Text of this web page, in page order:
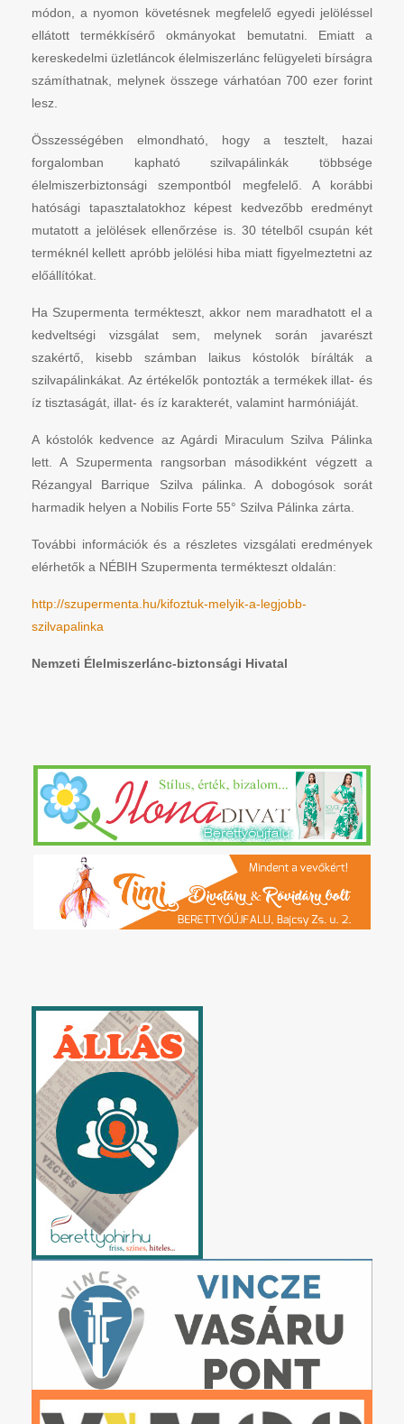
módon, a nyomon követésnek megfelelő egyedi jelöléssel
ellátott termékkísérő okmányokat bemutatni. Emiatt a
kereskedelmi üzletláncok élelmiszerlánc felügyeleti bírságra
számíthatnak, melynek összege várhatóan 700 ezer forint
lesz.
Összességében elmondható, hogy a tesztelt, hazai
forgalomban kapható szilvapálinkák többsége
élelmiszerbiztonsági szempontból megfelelő. A korábbi
hatósági tapasztalatokhoz képest kedvezőbb eredményt
mutatott a jelölések ellenőrzése is. 30 tételből csupán két
terméknél kellett apróbb jelölési hiba miatt figyelmeztetni az
előállítókat.
Ha Szupermenta termékteszt, akkor nem maradhatott el a
kedveltségi vizsgálat sem, melynek során javarészt
szakértő, kisebb számban laikus kóstolók bírálták a
szilvapálinkákat. Az értékelők pontozták a termékek illat- és
íz tisztaságát, illat- és íz karakterét, valamint harmóniáját.
A kóstolók kedvence az Agárdi Miraculum Szilva Pálinka
lett. A Szupermenta rangsorban másodikként végzett a
Rézangyal Barrique Szilva pálinka. A dobogósok sorát
harmadik helyen a Nobilis Forte 55° Szilva Pálinka zárta.
További információk és a részletes vizsgálati eredmények
elérhetők a NÉBIH Szupermenta termékteszt oldalán:
http://szupermenta.hu/kifoztuk-melyik-a-legjobb-
szilvapalinka
Nemzeti Élelmiszerlánc-biztonsági Hivatal